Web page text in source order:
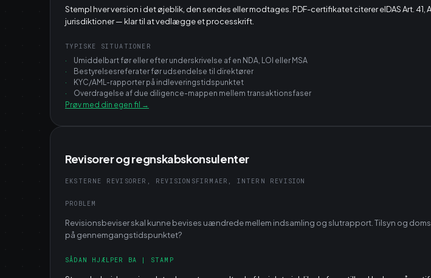
Stempl hver version i det øjeblik, den sendes eller modtages. PDF-certifikatet citerer eIDAS Art.
jurisdiktioner — klar til at vedlægge et processkrift.
TYPISKE SITUATIONER
·
Umiddelbart før eller efter underskrivelse af en NDA, LOI eller MSA
·
Bestyrelsesreferater før udsendelse til direktører
·
KYC/AML-rapporter på indleveringstidspunktet
·
Overdragelse af due diligence-mappen mellem transaktionsfaser
Prøv med din egen fil →
Revisorer og regnskabskonsulenter
EKSTERNE REVISORER, REVISIONSFIRMAER, INTERN REVISION
PROBLEM
Revisionsbeviser skal kunne bevises uændrede mellem indsamling og slutrapport. Tilsyn og
på gennemgangstidspunktet?
SÅDAN HJÆLPER BA | STAMP